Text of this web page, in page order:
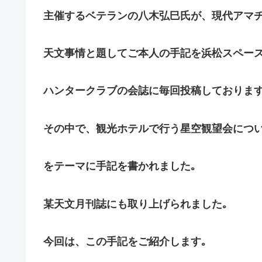
主催するベテランの八木弘巳氏が、現代アマ
天文事情と題してご本人の手記を浜松スペー
ハンタークラブの会誌に毎回投稿しておりま
その中で、観光ホテルで行う星空観望会につ
をテーマに手記を書かれました｡
某天文月刊誌にも取り上げられました｡
今回は、この手記をご紹介します｡